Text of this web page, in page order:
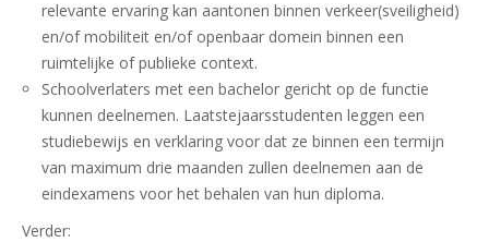
relevante ervaring kan aantonen binnen verkeer(sveiligheid)
en/of mobiliteit en/of openbaar domein binnen een
ruimtelijke of publieke context.
Schoolverlaters met een bachelor gericht op de functie
kunnen deelnemen. Laatstejaarsstudenten leggen een
studiebewijs en verklaring voor dat ze binnen een termijn
van maximum drie maanden zullen deelnemen aan de
eindexamens voor het behalen van hun diploma.
Verder: